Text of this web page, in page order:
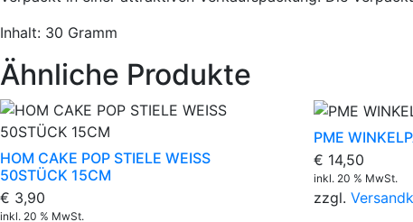
Inhalt: 30 Gramm
Ähnliche Produkte
HOM CAKE POP STIELE WEISS
50STÜCK 15CM
€ 3,90
inkl. 20 % MwSt.
PME
€ 14,50
inkl. 20 % MwSt.
zzgl.